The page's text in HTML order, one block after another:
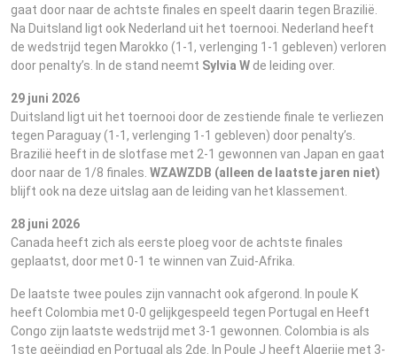
gaat door naar de achtste finales en speelt daarin tegen Brazilië.
Na Duitsland ligt ook Nederland uit het toernooi. Nederland heeft
de wedstrijd tegen Marokko (1-1, verlenging 1-1 gebleven) verloren
door penalty’s. In de stand neemt Sylvia W de leiding over.
29 juni 2026
Duitsland ligt uit het toernooi door de zestiende finale te verliezen
tegen Paraguay (1-1, verlenging 1-1 gebleven) door penalty’s.
Brazilië heeft in de slotfase met 2-1 gewonnen van Japan en gaat
door naar de 1/8 finales. WZAWZDB (alleen de laatste jaren niet)
blijft ook na deze uitslag aan de leiding van het klassement.
28 juni 2026
Canada heeft zich als eerste ploeg voor de achtste finales
geplaatst, door met 0-1 te winnen van Zuid-Afrika.
De laatste twee poules zijn vannacht ook afgerond. In poule K
heeft Colombia met 0-0 gelijkgespeeld tegen Portugal en Heeft
Congo zijn laatste wedstrijd met 3-1 gewonnen. Colombia is als
1ste geëindigd en Portugal als 2de. In Poule J heeft Algerije met 3-